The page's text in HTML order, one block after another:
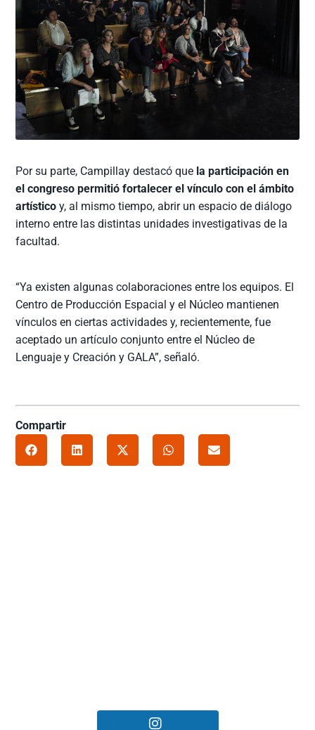
Por su parte, Campillay destacó que la participación en
el congreso permitió fortalecer el vínculo con el ámbito
artístico y, al mismo tiempo, abrir un espacio de diálogo
interno entre las distintas unidades investigativas de la
facultad.
“Ya existen algunas colaboraciones entre los equipos. El
Centro de Producción Espacial y el Núcleo mantienen
vínculos en ciertas actividades y, recientemente, fue
aceptado un artículo conjunto entre el Núcleo de
Lenguaje y Creación y GALA”, señaló.
Compartir